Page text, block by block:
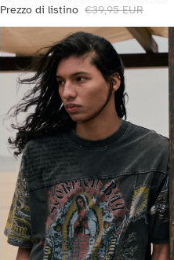
Prezzo di listino €39,95 EUR